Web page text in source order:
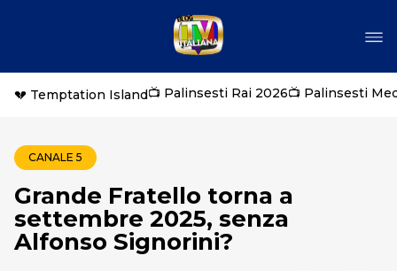
💔 Temptation Island📺 Palinsesti Rai 2026📺 Palinsesti
CANALE 5
Grande Fratello torna a
settembre 2025, senza
Alfonso Signorini?